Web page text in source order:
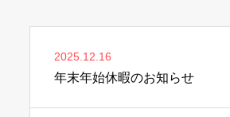
2025.12.16
年末年始休暇のお知らせ